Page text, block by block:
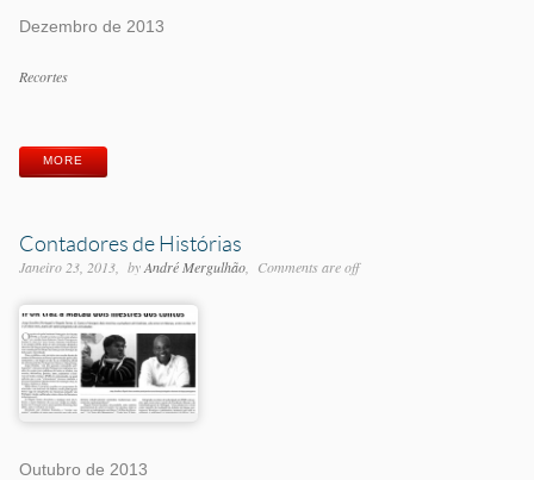
Dezembro de 2013
Categorias
Recortes
MORE
Contadores de Histórias
Janeiro 23, 2013 byAndré Mergulhão Comments are off
Outubro de 2013